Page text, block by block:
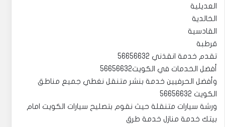
العديلية
الخالدية
القادسية
قرطبة
تقدم خدمة انقذني 56656632
أفضل الخدمات في الكويت56656632
وأفضل الحرفيين خدمة بنشر متنقل نغطي جميع مناطق
الكويت 56656632
ورشة سيارات متنقلة حيث نقوم بتصليح سيارات الكويت امام
بيتك خدمة منازل خدمة طرق